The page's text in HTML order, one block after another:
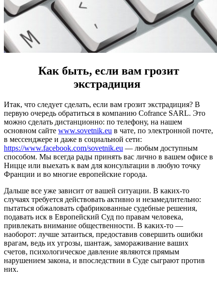
Как быть, если вам грозит
экстрадиция
Итак, что следует сделать, если вам грозит экстрадиция? В
первую очередь обратиться в компанию Cofrance SARL. Это
можно сделать дистанционно: по телефону, на нашем
основном сайте www.sovetnik.eu в чате, по электронной почте,
в мессенджере и даже в социальной сети:
https://www.facebook.com/sovetnik.eu — любым доступным
способом. Мы всегда рады принять вас лично в вашем офисе в
Ницце или выехать к вам для консультации в любую точку
Франции и во многие европейские города.
Дальше все уже зависит от вашей ситуации. В каких-то
случаях требуется действовать активно и незамедлительно:
пытаться обжаловать сфабрикованные судебные решения,
подавать иск в Европейский Суд по правам человека,
привлекать внимание общественности. В каких-то —
наоборот: лучше затаиться, предоставив совершить ошибки
врагам, ведь их угрозы, шантаж, замораживание ваших
счетов, психологическое давление являются прямым
нарушением закона, и впоследствии в Суде сыграют против
них.